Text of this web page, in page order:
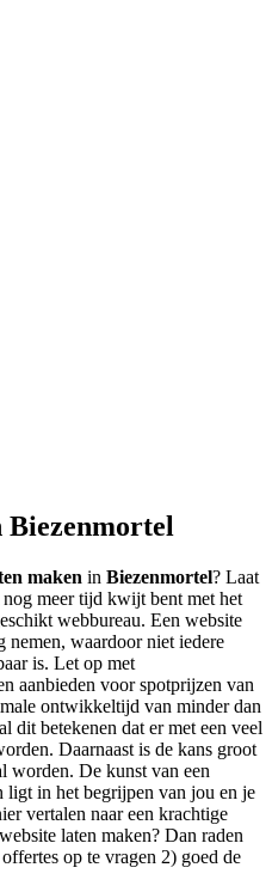
Biezenmortel
maken in Biezenmortel? Laat
meer tijd kwijt bent met het
webbureau. Een website
nemen, waardoor niet iedere
is. Let op met
aanbieden voor spotprijzen van
ontwikkeltijd van minder dan
dit betekenen dat er met een veel
Daarnaast is de kans groot
worden. De kunst van een
ligt in het begrijpen van jou en je
vertalen naar een krachtige
laten maken? Dan raden
op te vragen 2) goed de